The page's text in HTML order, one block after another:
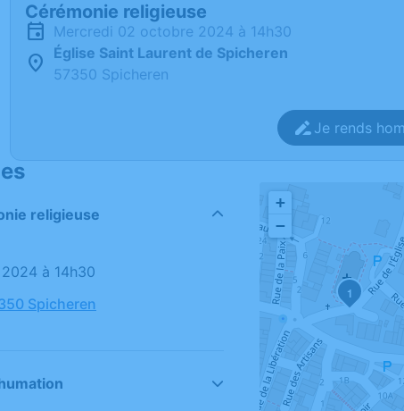
Cérémonie religieuse
mercredi 02 octobre 2024 à 14h30
Église Saint Laurent de Spicheren
57350 Spicheren
Je rends
religieuse
2024 à 14h30
Spicheren
1
+
−